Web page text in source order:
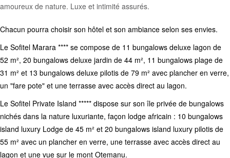
amoureux de nature. Luxe et intimité assurés.
Chacun pourra choisir son hôtel et son ambiance selon ses envies.
Le Sofitel Marara **** se compose de 11 bungalows deluxe lagon de
52 m², 20 bungalows deluxe jardin de 44 m², 11 bungalows plage de
31 m² et 13 bungalows deluxe pilotis de 79 m² avec plancher en verre,
un "fare pote" et une terrasse avec accès direct au lagon.
Le Sofitel Private Island ***** dispose sur son île privée de bungalows
nichés dans la nature luxuriante, façon lodge africain : 10 bungalows
island luxury Lodge de 45 m² et 20 bungalows island luxury pilotis de
55 m² avec un plancher en verre, une terrasse avec accès direct au
lagon et une vue sur le mont Otemanu.